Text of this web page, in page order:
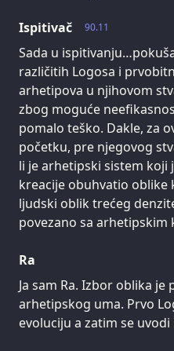
90.11
Ispitivač
Sada u
različitih Logosa i
arhetipova u njihovom
zbog moguće
pomalo teško. Dakle, za
početku, pre njegovog
li je arhetipski sistem koji
kreacije obuhvatio oblike
ljudski oblik trećeg
povezano sa arhetipskim
Ra
Ja sam Ra. Izbor oblika
arhetipskog uma. Prvo
evoluciju a zatim se